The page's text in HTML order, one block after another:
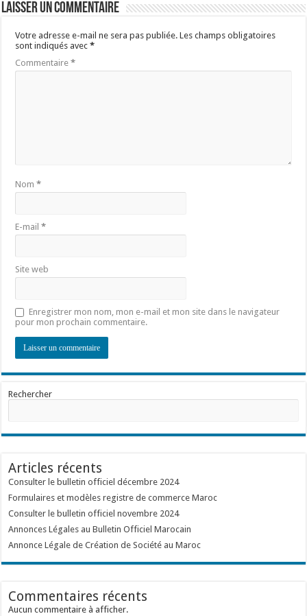
Laisser un commentaire
Votre adresse e-mail ne sera pas publiée. Les champs obligatoires
sont indiqués avec*
Commentaire*
Nom*
E-mail*
Site web
Enregistrer mon nom, mon e-mail et mon site dans le navigateur
pour mon prochain commentaire.
Rechercher
Articles récents
Consulter le bulletin officiel décembre 2024
Formulaires et modèles registre de commerce Maroc
Consulter le bulletin officiel novembre 2024
Annonces Légales au Bulletin Officiel Marocain
Annonce Légale de Création de Société au Maroc
Commentaires récents
Aucun commentaire à afficher.